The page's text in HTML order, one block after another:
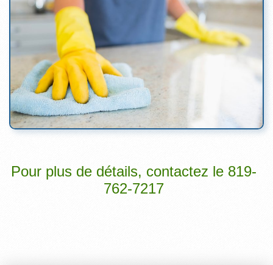
Pour plus de détails, contactez le 819-
762-7217